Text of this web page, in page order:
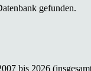
gefunden.
bis 2026